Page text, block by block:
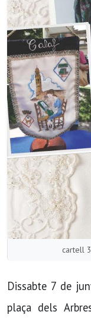
cartell
Dissabte 7 de
plaça dels